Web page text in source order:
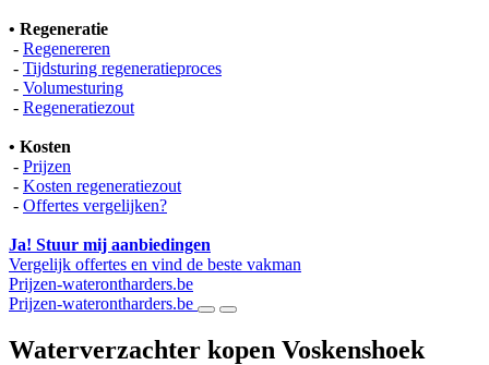
• Regeneratie
- Regenereren
- Tijdsturing regeneratieproces
- Volumesturing
- Regeneratiezout
• Kosten
- Prijzen
- Kosten regeneratiezout
- Offertes vergelijken?
Ja! Stuur mij aanbiedingen
Vergelijk offertes en vind de beste vakman
Prijzen-waterontharders.be
Prijzen-waterontharders.be
Waterverzachter kopen Voskenshoek